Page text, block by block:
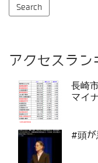
アクセスラ
長崎
マイ
#頭